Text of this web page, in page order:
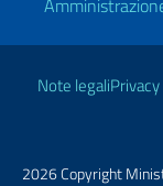
Link Utili
Note legali
2026 Copyright